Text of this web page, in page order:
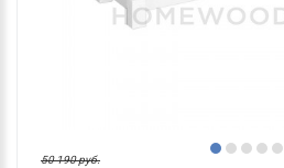
50 190 руб.